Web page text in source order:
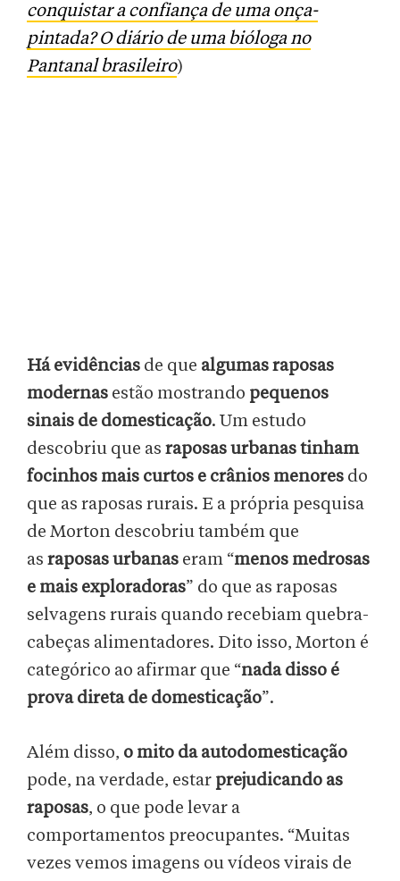
conquistar a confiança de uma onça-
pintada? O diário de uma bióloga no
Pantanal brasileiro)
Há evidências de que algumas raposas
modernas estão mostrando pequenos
sinais de domesticação. Um estudo
descobriu que as raposas urbanas tinham
focinhos mais curtos e crânios menores do
que as raposas rurais. E a própria pesquisa
de Morton descobriu também que
as raposas urbanas eram “menos medrosas
e mais exploradoras” do que as raposas
selvagens rurais quando recebiam quebra-
cabeças alimentadores. Dito isso, Morton é
categórico ao afirmar que “nada disso é
prova direta de domesticação”.
Além disso, o mito da autodomesticação
pode, na verdade, estar prejudicando as
raposas, o que pode levar a
comportamentos preocupantes. “Muitas
vezes vemos imagens ou vídeos virais de